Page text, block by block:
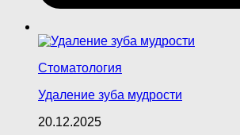
Стоматология
Удаление зуба мудрости
20.12.2025